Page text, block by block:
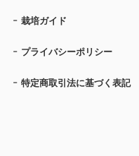
栽培ガイド
プライバシーポリシー
特定商取引法に基づく表記